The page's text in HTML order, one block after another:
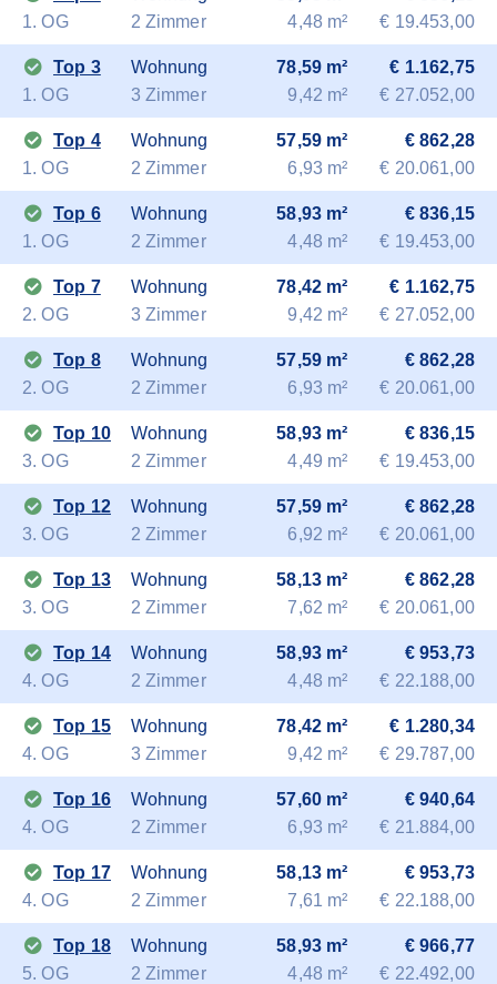
1. OG
2 Zimmer
4,48 m²
€ 19.453,00
Top 3
1. OG
Wohnung
3 Zimmer
78,59 m²
9,42 m²
€ 1.162,75
€ 27.052,00
Top 4
1. OG
Wohnung
2 Zimmer
57,59 m²
6,93 m²
€ 862,28
€ 20.061,00
Top 6
1. OG
Wohnung
2 Zimmer
58,93 m²
4,48 m²
€ 836,15
€ 19.453,00
Top 7
2. OG
Wohnung
3 Zimmer
78,42 m²
9,42 m²
€ 1.162,75
€ 27.052,00
Top 8
2. OG
Wohnung
2 Zimmer
57,59 m²
6,93 m²
€ 862,28
€ 20.061,00
Top 10
3. OG
Wohnung
2 Zimmer
58,93 m²
4,49 m²
€ 836,15
€ 19.453,00
Top 12
3. OG
Wohnung
2 Zimmer
57,59 m²
6,92 m²
€ 862,28
€ 20.061,00
Top 13
3. OG
Wohnung
2 Zimmer
58,13 m²
7,62 m²
€ 862,28
€ 20.061,00
Top 14
4. OG
Wohnung
2 Zimmer
58,93 m²
4,48 m²
€ 953,73
€ 22.188,00
Top 15
4. OG
Wohnung
3 Zimmer
78,42 m²
9,42 m²
€ 1.280,34
€ 29.787,00
Top 16
4. OG
Wohnung
2 Zimmer
57,60 m²
6,93 m²
€ 940,64
€ 21.884,00
Top 17
4. OG
Wohnung
2 Zimmer
58,13 m²
7,61 m²
€ 953,73
€ 22.188,00
Top 18
5. OG
Wohnung
2 Zimmer
58,93 m²
4,48 m²
€ 966,77
€ 22.492,00